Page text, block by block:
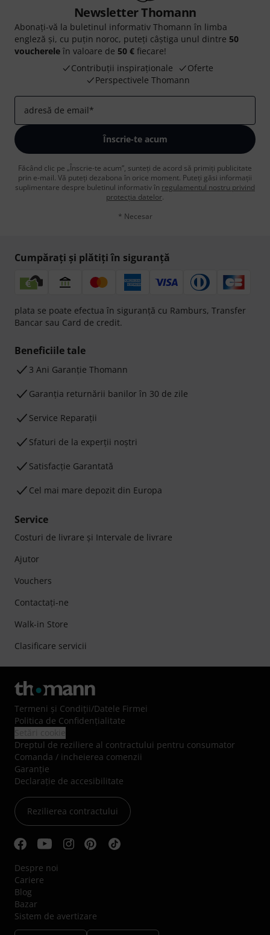
Newsletter Thomann
Abonați-vă la buletinul informativ Thomann în limba
engleză și, cu puțin noroc, puteți câștiga unul dintre 50
voucherele în valoare de 50 € fiecare!
Contribuții inspiraționale
Oferte
Perspectivele Thomann
adresă de email*
Înscrie-te acum
Făcând clic pe „Înscrie-te acum”, sunteți de acord să primiți publicitate
prin e-mail. Vă puteți dezabona în orice moment. Puteți găsi informații
suplimentare despre buletinul informativ în regulamentul nostru privind
protecția datelor.
* Necesar
Cumpărați și plătiți în siguranță
plata se poate efectua în siguranță cu Ramburs, Transfer
Bancar sau Card de credit.
Beneficiile tale
3 Ani Garanție Thomann
Garanţia returnării banilor în 30 de zile
Service Reparații
Sfaturi de la experții noștri
Satisfacție Garantată
Cel mai mare depozit din Europa
Service
Costuri de livrare şi Intervale de livrare
Ajutor
Vouchers
Contactaţi-ne
Walk-in Store
Clasificare servicii
Termeni şi Condiţii/Datele Firmei
Politica de Confidenţialitate
Dreptul de reziliere al contractului pentru consumator
Comanda / incheierea comenzii
Garanție
Declarație de accesibilitate
Rezilierea contractului
Despre noi
Cariere
Blog
Bazar
Sistem de avertizare